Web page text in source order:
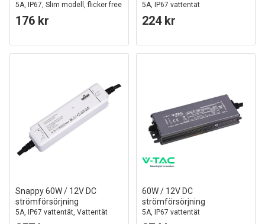
5A, IP67, Slim modell, flicker free
176 kr
5A, IP67 vattentät
224 kr
Snappy 60W / 12V DC
strömförsörjning
5A, IP67 vattentät, Vattentät
60W / 12V DC
strömförsörjning
5A, IP67 vattentät